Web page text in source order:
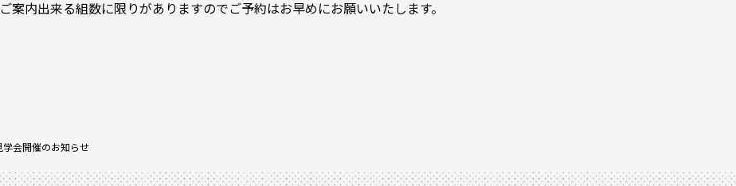
内出来る組数に限りがありますのでご予約はお早めにお願いいたします。
会開催のお知らせ